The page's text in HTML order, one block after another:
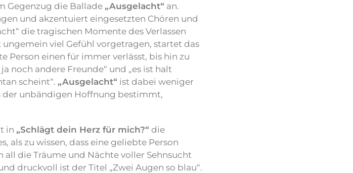
Gegenzug die Ballade „Ausgelacht“ an.
und akzentuiert eingesetzten Chören und
die tragischen Momente des Verlassen
viel Gefühl vorgetragen, startet das
Person einen für immer verlässt, bis hin zu
noch andere Freunde“ und „es ist halt
scheint“. „Ausgelacht“ ist dabei weniger
der unbändigen Hoffnung bestimmt,
in „Schlägt dein Herz für mich?“ die
als zu wissen, dass eine geliebte Person
die Träume und Nächte voller Sehnsucht
druckvoll ist der Titel „Zwei Augen so blau“.